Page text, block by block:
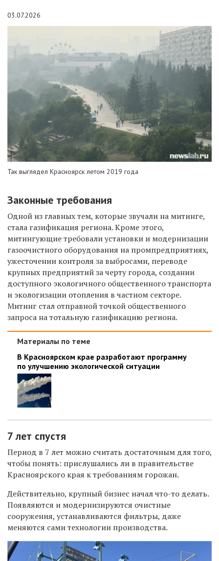
03.07.2026
Так выглядел Красноярск летом 2019 года
Законные требования
Одной из главных тем, которые звучали на митинге,
стала газификация региона. Кроме этого,
митингующие требовали установки и модернизации
газоочистного оборудования на промпредприятиях,
ужесточении контроля за выбросами, переводе
крупных предприятий за черту города, создании
доступного экологичного общественного транспорта
и экологизации отопления в частном секторе.
Митинг стал отправной точкой общественного
запроса на тотальную газификацию региона.
Материалы по теме
В Красноярском крае разработают программу
по улучшению экологической ситуации
7 лет спустя
Период в 7 лет можно считать достаточным для того,
чтобы понять: прислушались ли в правительстве
Красноярского края к требованиям горожан.
Действительно, крупный бизнес начал что-то делать.
Появляются и модернизируются очистные
сооружения, устанавливаются фильтры, даже
меняются самитехнологии производства.